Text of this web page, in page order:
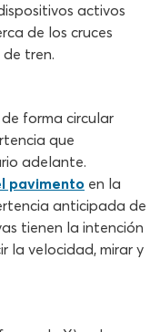
activos
de los cruces
tren.
forma circular
que
adelante.
pavimento en la
anticipada de
tienen la intención
la velocidad, mirar y